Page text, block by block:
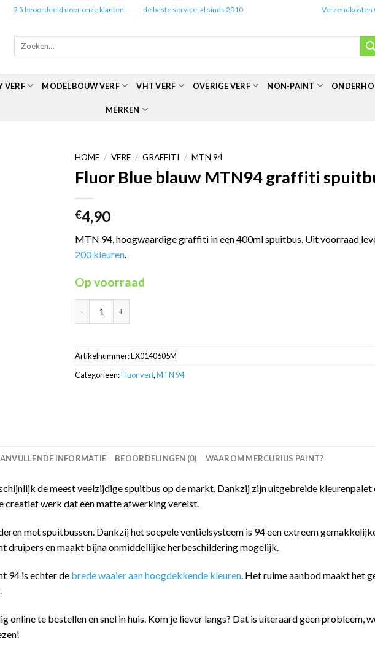
9.5 beoordeeld door onze klanten. de beste service, al sinds 2010 Verzendkosten
Zoeken
VERF MODELBOUW VERF VHT VERF OVERIGE VERF NON-PAINT
MERKEN
HOME / VERF / GRAFFITI / MTN 94
Fluor Blue blauw MTN94 graffiti
€4,90
MTN 94, hoogwaardige graffiti in een 400ml spuitbus. Uit voorraad
200 kleuren
Op voorraad
Artikelnummer:EX0140605M
Categorieën:Fluor verf,MTN 94
INFORMATIE BEOORDELINGEN (0) WAAROM MERCURIUS PAINT?
de meest veelzijdige spuitbus op de markt. Dankzij zijn uitgebreide kleurenpalet
creatief werk dat een matte afwerking vereist.
met spuitbussen. Dankzij het soepele ventielsysteem is 94 een extreem
druipers en maakt bijna onmiddellijke herbeschildering mogelijk.
94 is echter de brede waaier aan hoogdekkende kleuren . Het ruime aanbod maakt het
online te bestellen en snel in huis. Kom je liever langs? Dat is uiteraard geen probleem,